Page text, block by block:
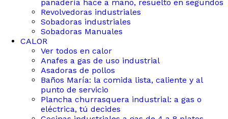
panadería hace a mano, resuelto en segundos
Revolvedoras industriales
Sobadoras industriales
Sobadoras Manuales
CALOR
Ver todos en calor
Anafes a gas de uso industrial
Asadoras de pollos
Baños María: la comida lista, caliente y al
punto de servicio
Plancha churrasquera industrial: a gas o
eléctrica, tú decides